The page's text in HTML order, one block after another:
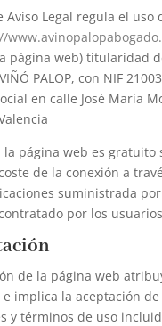
Aviso Legal regula el uso
página web) titularidad
PALOP, con NIF
en calle José María
la página web es gratuito
de la conexión a
suministrada
por los
de la página web
implica la aceptación de
y términos de uso